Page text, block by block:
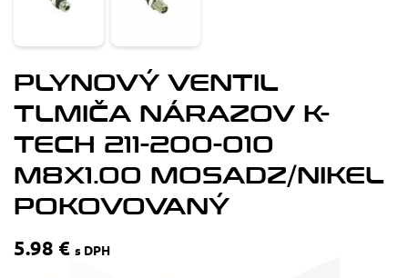
PLYNOVÝ VENTIL
TLMIČA NÁRAZOV K-
TECH 211-200-010
M8X1.00 MOSADZ/NIKEL
POKOVOVANÝ
5.98 € s DPH